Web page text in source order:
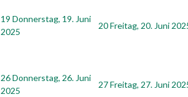
19 Donnerstag, 19. Juni
2025
20Freitag, 20. Juni
26Donnerstag, 26. Juni
2025
27Freitag, 27. Juni